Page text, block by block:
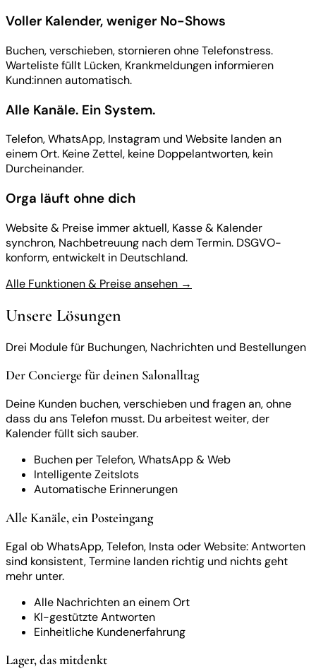
Voller Kalender, weniger No-Shows
Buchen, verschieben, stornieren ohne Telefonstress.
Warteliste füllt Lücken, Krankmeldungen informieren
Kund:innen automatisch.
Alle Kanäle. Ein System.
Telefon, WhatsApp, Instagram und Website landen an
einem Ort. Keine Zettel, keine Doppelantworten, kein
Durcheinander.
Orga läuft ohne dich
Website & Preise immer aktuell, Kasse & Kalender
synchron, Nachbetreuung nach dem Termin. DSGVO-
konform, entwickelt in Deutschland.
Alle Funktionen & Preise ansehen →
Unsere Lösungen
Drei Module für Buchungen, Nachrichten und Bestellungen
Der Concierge für deinen Salonalltag
Deine Kunden buchen, verschieben und fragen an, ohne
dass du ans Telefon musst. Du arbeitest weiter, der
Kalender füllt sich sauber.
Buchen per Telefon, WhatsApp & Web
Intelligente Zeitslots
Automatische Erinnerungen
Alle Kanäle, ein Posteingang
Egal ob WhatsApp, Telefon, Insta oder Website: Antworten
sind konsistent, Termine landen richtig und nichts geht
mehr unter.
Alle Nachrichten an einem Ort
KI-gestützte Antworten
Einheitliche Kundenerfahrung
Lager, das mitdenkt